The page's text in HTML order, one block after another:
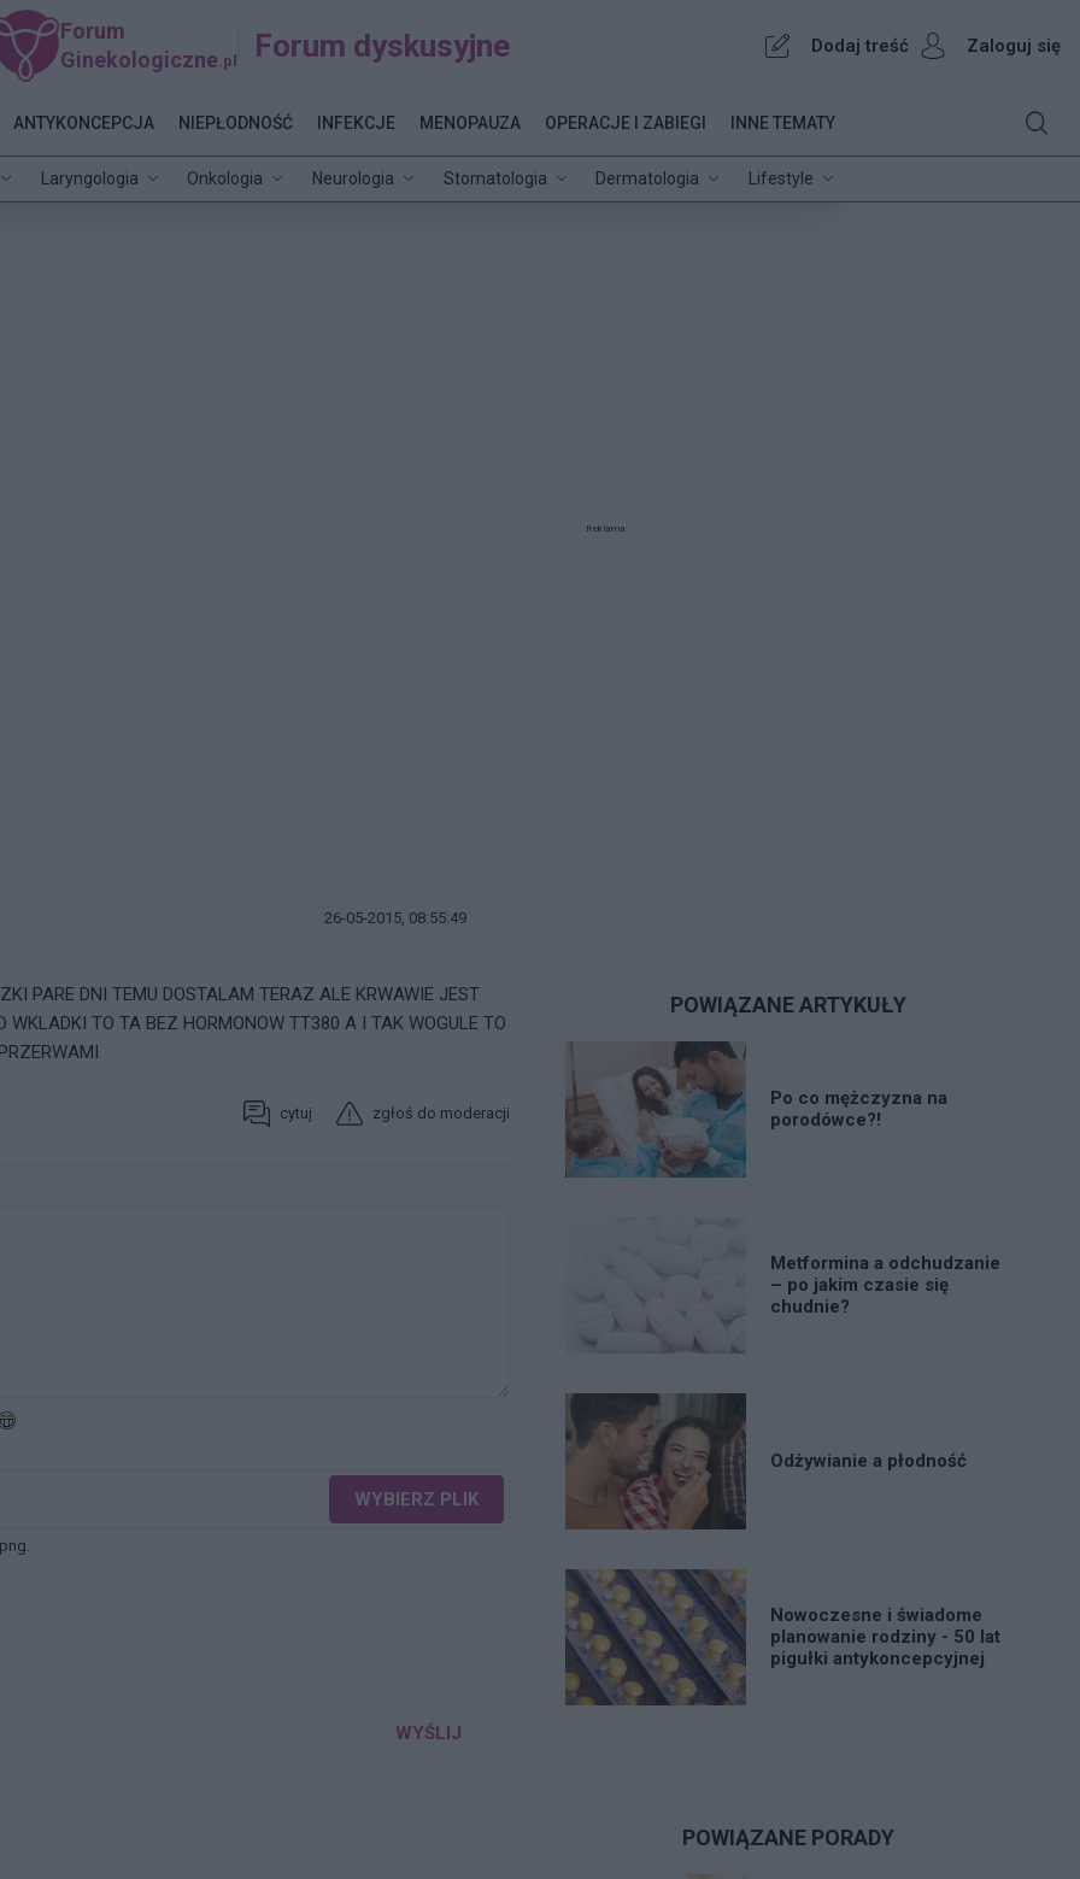
Forum
Ginekologiczne .pl Forum dyskusyjne Dodaj treść Zaloguj się
Laryngologia Onkologia Neurologia Stomatologia Dermatologia Lifestyle
ANTYKONCEPCJA NIEPŁODNOŚĆ INFEKCJE MENOPAUZA OPERACJE I ZABIEGI INNE TEMATY
26-05-2015, 08:55:49
PARE DNI TEMU DOSTALAM TERAZ ALE KRWAWIE JEST
WKLADKI TO TA BEZ HORMONOW TT380 A I TAK WOGULE TO
cytuj zgłoś do moderacji
WYBIERZ PLIK
WYŚLIJ
Reklama:
POWIĄZANE ARTYKUŁY
Po co mężczyzna na
porodówce?!
Metformina a odchudzanie
– po jakim czasie się
chudnie?
Odżywianie a płodność
Nowoczesne i świadome
planowanie rodziny - 50 lat
pigułki antykoncepcyjnej
POWIĄZANE PORADY